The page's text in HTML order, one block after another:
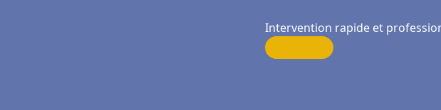
Intervention rapide et